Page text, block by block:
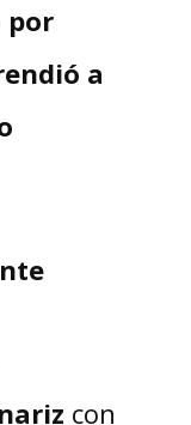
por
a
con